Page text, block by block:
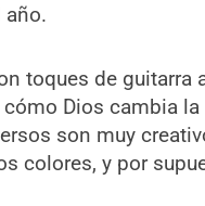
año.
toques de guitarra
Dios cambia
son muy
colores, y por